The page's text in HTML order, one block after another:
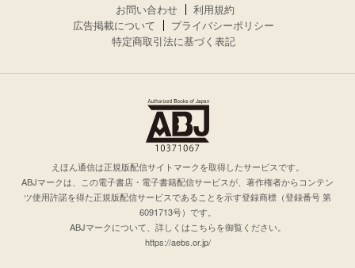
お問い合わせ
利用規約
広告掲載について
プライバシーポリシー
特定商取引法に基づく表記
えほん通信は正規版配信サイトマークを取得したサービスです。
ABJマークは、この電子書店・電子書籍配信サービスが、著作権者からコンテン
ツ使用許諾を得た正規版配信サービスであることを示す登録商標（登録番号 第
6091713号）です。
ABJマークについて、詳しくはこちらを御覧ください。
https://aebs.or.jp/